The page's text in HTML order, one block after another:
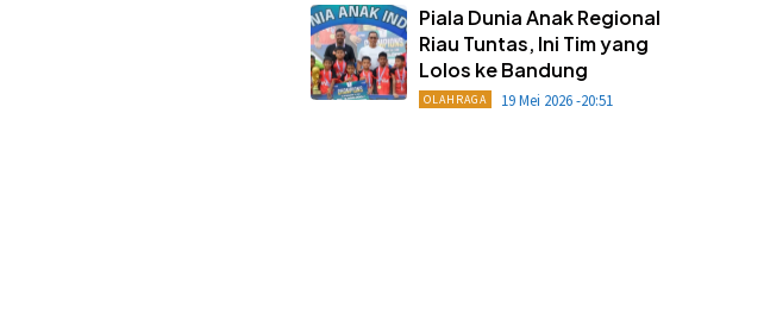
Piala Dunia Anak Regional
Riau Tuntas, Ini Tim yang
Lolos ke Bandung
OLAHRAGA 19 Mei 2026 -20:51